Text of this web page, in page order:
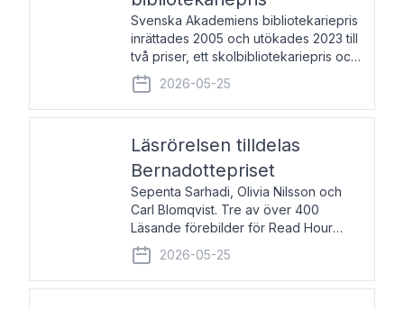
Svenska Akademiens bibliotekariepris
inrättades 2005 och utökades 2023 till
två priser, ett skolbibliotekariepris och
ett folkbibliotekariepris. Priserna skall
tilldelas bibliotekarier vid svenska folk-
och skolbibliotek som gjort värdefull
2026-05-25
Läsrörelsen tilldelas
Bernadottepriset
Sepenta Sarhadi, Olivia Nilsson och
Carl Blomqvist. Tre av över 400
Läsande förebilder för Read Hour
Sverige. Foto: Michael Wall. Den ideella
föreningen Läsrörelsen tilldelas
Bernadottepriset 2026 för att den
2026-05-25